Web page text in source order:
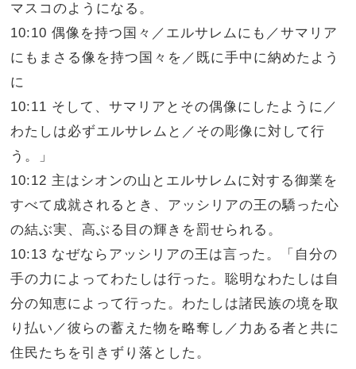
マスコのようになる。
10:10 偶像を持つ国々／エルサレムにも／サマリア
にもまさる像を持つ国々を／既に手中に納めたよう
に
10:11 そして、サマリアとその偶像にしたように／
わたしは必ずエルサレムと／その彫像に対して行
う。」
10:12 主はシオンの山とエルサレムに対する御業を
すべて成就されるとき、アッシリアの王の驕った心
の結ぶ実、高ぶる目の輝きを罰せられる。
10:13 なぜならアッシリアの王は言った。「自分の
手の力によってわたしは行った。聡明なわたしは自
分の知恵によって行った。わたしは諸民族の境を取
り払い／彼らの蓄えた物を略奪し／力ある者と共に
住民たちを引きずり落とした。